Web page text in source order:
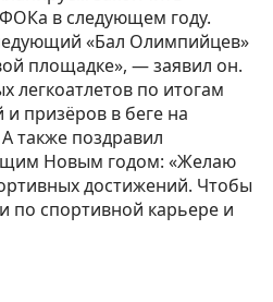
в следующем году.
«Бал Олимпийцев»
площадке», — заявил он.
легкоатлетов по итогам
и призёров в беге на
также поздравил
Новым годом: «Желаю
достижений. Чтобы
по спортивной карьере и